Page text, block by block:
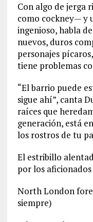
Con algo de jerga
como cockney— y
ingenioso, habla
nuevos, duros
personajes
tiene problemas
“El barrio puede
sigue ahí”, canta
raíces que
generación, está
los rostros de tu
El estribillo
por los
North London
siempre)